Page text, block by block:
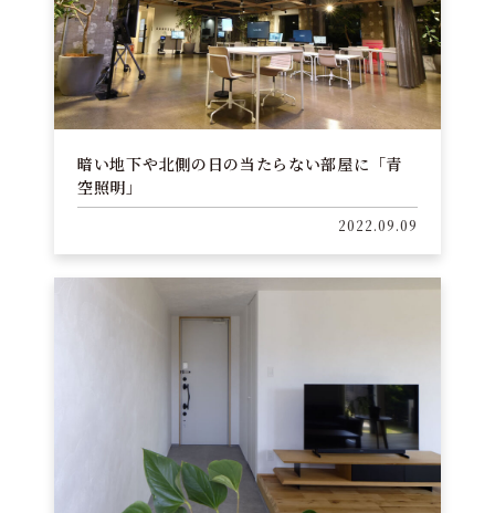
暗い地下や北側の日の当たらない部屋に「青
空照明」
2022.09.09